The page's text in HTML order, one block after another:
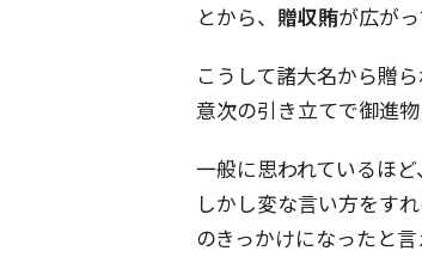
とから、 贈収賄が広がっ
こうして諸大名から贈
意次の引き立てで御進
一般に思われているほ
しかし変な言い方をす
のきっかけになったと言